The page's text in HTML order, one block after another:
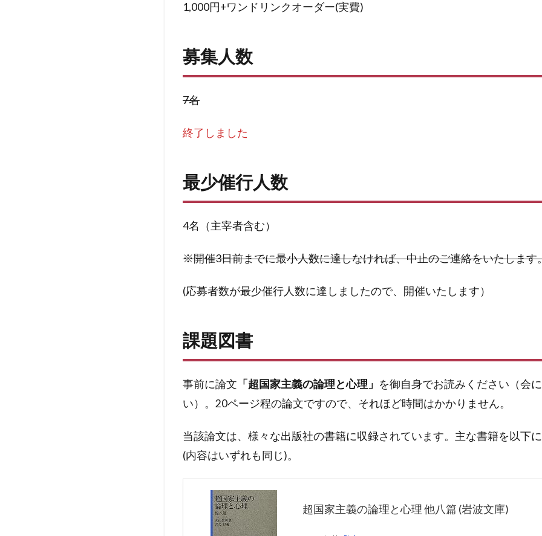
1,000円+ワンドリンクオーダー(実費)
募集人数
7名
終了しました
最少催行人数
4名（主宰者含む）
※開催3日前までに最小人数に達しなければ、中止のご連絡をいたします
(応募者数が最少催行人数に達しましたので、開催いたします）
課題図書
事前に論文 「超国家主義の論理と心理」 を御自身でお読みください（会
い）。20ページ程の論文ですので、それほど時間はかかりません。
当該論文は、様々な出版社の書籍に収録されています。主な書籍を以下
(内容はいずれも同じ)。
超国家主義の論理と心理 他八篇 (岩波文庫)